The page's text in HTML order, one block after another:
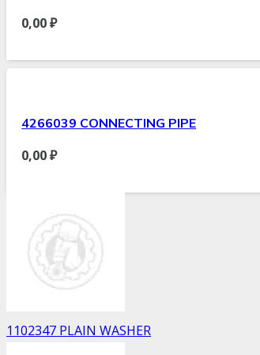
0,00₽
4266039 CONNECTING PIPE
0,00₽
1102347 PLAIN WASHER